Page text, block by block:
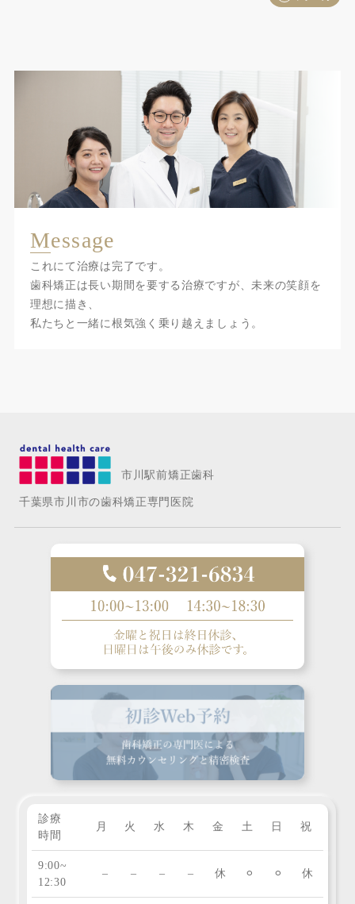
Message
これにて治療は完了です。
歯科矯正は長い期間を要する治療ですが、未来の笑顔を
理想に描き、
私たちと一緒に根気強く乗り越えましょう。
市川駅前矯正歯科
千葉県市川市の歯科矯正専門医院
診療
時間
月 火 水 木 金 土 日 祝
9:00~
12:30
– – – – 休 ⚪︎ ⚪︎ 休